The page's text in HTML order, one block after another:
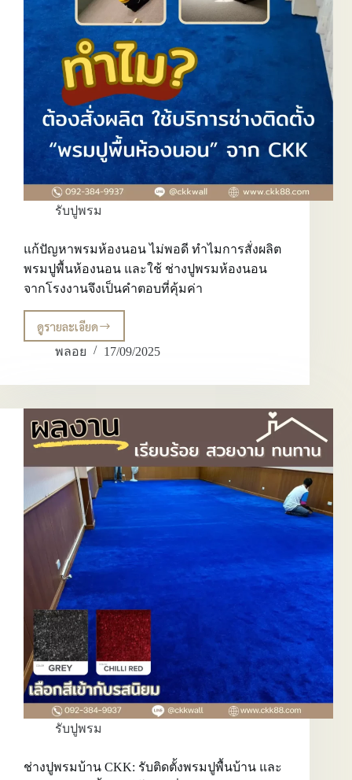
ประชุม
ด้วย
มาตรฐาน
เก็บ
เสียง
ความ
ทนทาน
และ
ความ
สวยงาม
ประสบการณ์
ปี
รับปูพรม
แก้ปัญหาพรมห้องนอน ไม่พอดี ทำไมการสั่งผลิต
พรมปูพื้นห้องนอน และใช้ ช่างปูพรมห้องนอน
จากโรงงานจึงเป็นคำตอบที่คุ้มค่า
ดูรายละเอียด
แก้
ปัญหา
ไม่
พอดี
ทำไม
สั่ง
ผลิต
พรม
ปู
พื้น
ห้อง
นอน
และ
ช่าง
ปู
พรม
ห้อง
นอน
จาก
โรงงาน
จึง
เป็น
คำ
ที่
พลอย 17/09/2025
รับปูพรม
ช่างปูพรมบ้าน CKK: รับติดตั้งพรมปูพื้นบ้าน และ